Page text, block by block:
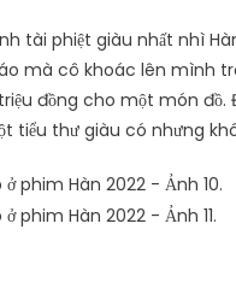
tài phiệt giàu nhất nhì
mà cô khoác lên mình
đồng cho một món
tiểu thư giàu có nhưng